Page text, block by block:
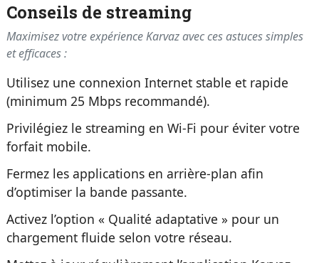
Conseils de streaming
Maximisez votre expérience Karvaz avec ces astuces simples
et efficaces :
Utilisez une connexion Internet stable et rapide
(minimum 25 Mbps recommandé).
Privilégiez le streaming en Wi-Fi pour éviter votre
forfait mobile.
Fermez les applications en arrière-plan afin
d’optimiser la bande passante.
Activez l’option « Qualité adaptative » pour un
chargement fluide selon votre réseau.